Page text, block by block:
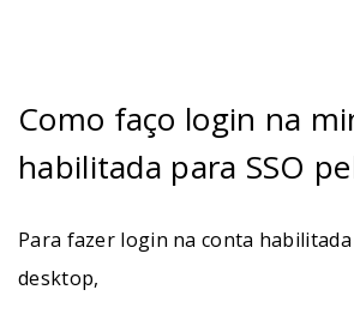
Como faço login na
habilitada para SSO
Para fazer login na conta habilitada
desktop,